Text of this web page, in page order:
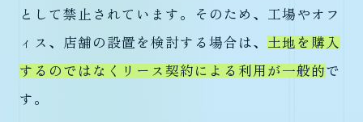
として禁止されています。そのため、工場やオフ
ィス、店舗の設置を検討する場合は、 土地を購入
するのではなくリース契約による利用が一般的で
す。